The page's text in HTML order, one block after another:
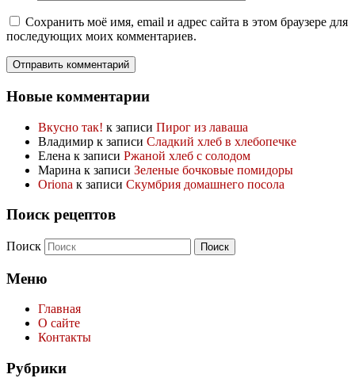
Сохранить моё имя, email и адрес сайта в этом браузере для
последующих моих комментариев.
Новые комментарии
Вкусно так! к записи Пирог из лаваша
Владимир к записи Сладкий хлеб в хлебопечке
Елена к записи Ржаной хлеб с солодом
Марина к записи Зеленые бочковые помидоры
Oriona к записи Скумбрия домашнего посола
Поиск рецептов
Поиск
Меню
Главная
О сайте
Контакты
Рубрики